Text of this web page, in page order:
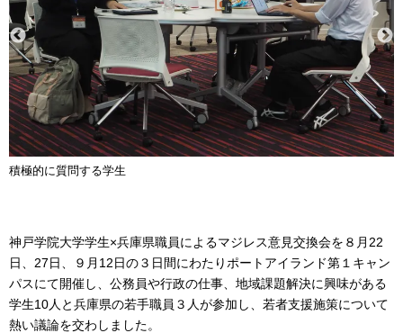
積極的に質問する学生
神戸学院大学学生×兵庫県職員によるマジレス意見交換会を８月22
日、27日、９月12日の３日間にわたりポートアイランド第１キャン
パスにて開催し、公務員や行政の仕事、地域課題解決に興味がある
学生10人と兵庫県の若手職員３人が参加し、若者支援施策について
熱い議論を交わしました。